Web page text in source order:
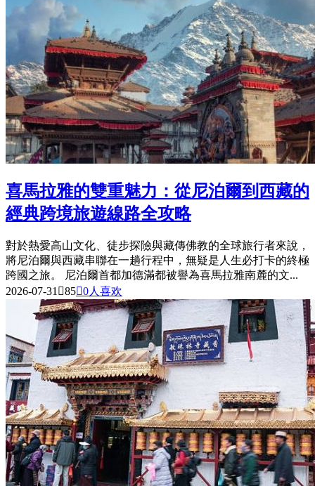
喜馬拉雅的雙重魅力：從尼泊爾到西藏的
經典跨境旅遊線路全攻略
對於熱愛高山文化、徒步探險與藏傳佛教的全球旅行者來說，
將尼泊爾與西藏串聯在一趟行程中，無疑是人生必打卡的終極
跨國之旅。 尼泊爾首都加德滿都被譽為喜馬拉雅南麓的文...
2026-07-31 850人喜欢